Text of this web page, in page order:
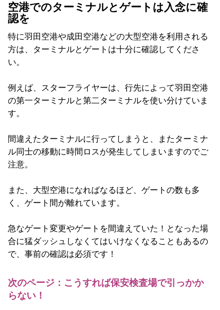
空港でのターミナルとゲートは入念に確
認を
特に羽田空港や成田空港などの大型空港を利用される
方は、ターミナルとゲートは十分に確認してくださ
い。
例えば、スターフライヤーは、行先によって羽田空港
の第一ターミナルと第二ターミナルを使い分けていま
す。
間違えたターミナルに行ってしまうと、またターミナ
ル同士の移動に時間ロスが発生してしまいますのでご
注意。
また、大型空港になればなるほど、ゲートの数も多
く、ゲート間が離れています。
急なゲート変更やゲートを間違えていた！となった場
合に猛ダッシュしなくてはいけなくなることもあるの
で、事前の確認は必須です！
次のページ：こうすれば保安検査場で引っかか
らない！